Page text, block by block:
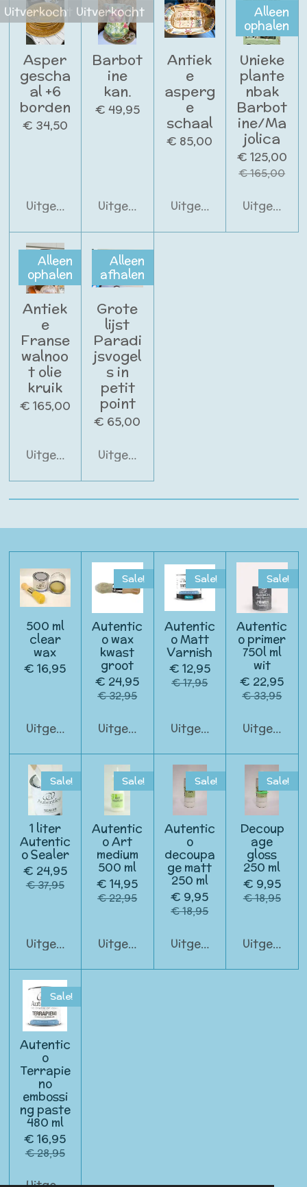
Uitverkocht
Asper
gescha
al +6
borden
€ 34,50
Uitgeschakeld
Uitverkocht
Barbot
ine
kan.
€ 49,95
Uitgeschakeld
Antiek
e
asperg
e
schaal
€ 85,00
Uitgeschakeld
Alleen
ophalen
Unieke
plante
nbak
Barbot
ine/Ma
jolica
€ 125,00
€ 165,00
Alleen
ophalen
Antiek
e
Franse
walnoo
t olie
kruik
€ 165,00
Uitgeschakeld
Alleen
afhalen
Grote
lijst
Paradi
jsvogel
s in
petit
point
€ 65,00
Uitgeschakeld
500 ml
clear
wax
€ 16,95
Uitgeschakeld
Sale!
Autentic
o wax
kwast
groot
€ 24,95
€ 32,95
Uitgeschakeld
Sale!
Autentic
o Matt
Varnish
€ 12,95
€ 17,95
Uitgeschakeld
Sale!
Autentic
o primer
750l ml
wit
€ 22,95
€ 33,95
Sale!
1 liter
Autentic
o Sealer
€ 24,95
€ 37,95
Uitgeschakeld
Sale!
Autentic
o Art
medium
500 ml
€ 14,95
€ 22,95
Uitgeschakeld
Sale!
Autentic
o
decoupa
ge matt
250 ml
€ 9,95
€ 18,95
Uitgeschakeld
Sale!
Decoup
age
gloss
250 ml
€ 9,95
€ 18,95
Sale!
Autentic
o
Terrapie
no
embossi
ng paste
480 ml
€ 16,95
€ 28,95